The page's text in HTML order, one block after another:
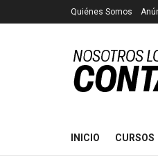
Quiénes Somos
INICIO CURSOS